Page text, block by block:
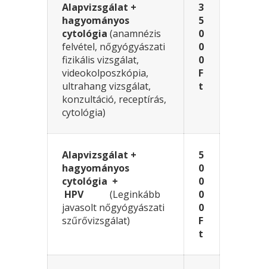
Alapvizsgálat +
hagyományos
cytológia (anamnézis
felvétel, nőgyógyászati
fizikális vizsgálat,
videokolposzkópia,
ultrahang vizsgálat,
konzultáció, receptírás,
cytológia)
3
5
0
0
0
F
t
Alapvizsgálat +
hagyományos
cytológia +
HPV (Leginkább
javasolt nőgyógyászati
szűrővizsgálat)
5
0
0
0
0
F
t